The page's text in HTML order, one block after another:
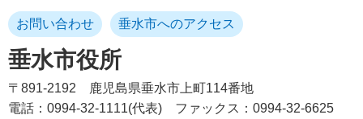
垂水市役所
お問い合わせ 垂水市へのアクセス
〒891-2192
鹿児島県垂水市上町114番地
電話：0994-32-1111(代表)
ファックス：0994-32-6625